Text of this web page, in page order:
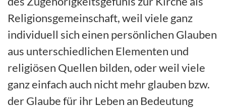
Religionsgemeinschaft, weil viele ganz
individuell sich einen persönlichen Glauben
aus unterschiedlichen Elementen und
religiösen Quellen bilden, oder weil viele
ganz einfach auch nicht mehr glauben bzw.
der Glaube für ihr Leben an Bedeutung